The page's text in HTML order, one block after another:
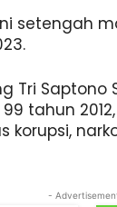
setengah
Tri
tahun
korupsi,
-